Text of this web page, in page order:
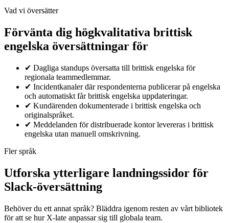
Vad vi översätter
Förvänta dig högkvalitativa brittisk
engelska översättningar för
✔ Dagliga standups översatta till brittisk engelska för
regionala teammedlemmar.
✔ Incidentkanaler där respondenterna publicerar på engelska
och automatiskt får brittisk engelska uppdateringar.
✔ Kundärenden dokumenterade i brittisk engelska och
originalspråket.
✔ Meddelanden för distribuerade kontor levereras i brittisk
engelska utan manuell omskrivning.
Fler språk
Utforska ytterligare landningssidor för
Slack-översättning
Behöver du ett annat språk? Bläddra igenom resten av vårt bibliotek
för att se hur X-late anpassar sig till globala team.